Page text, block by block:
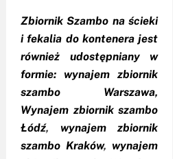
Zbiornik Szambo na ścieki
i fekalia do kontenera jest
również udostępniany w
formie: wynajem zbiornik
szambo Warszawa,
Wynajem zbiornik szambo
Łódź, wynajem zbiornik
szambo Kraków, wynajem